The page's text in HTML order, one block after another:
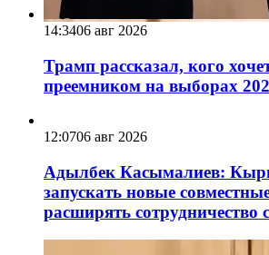
14:3406 авг 2026
Трамп рассказал, кого
преемником на выборах
12:0706 авг 2026
Адылбек Касымалиев:
запускать новые
расширять сотрудничество